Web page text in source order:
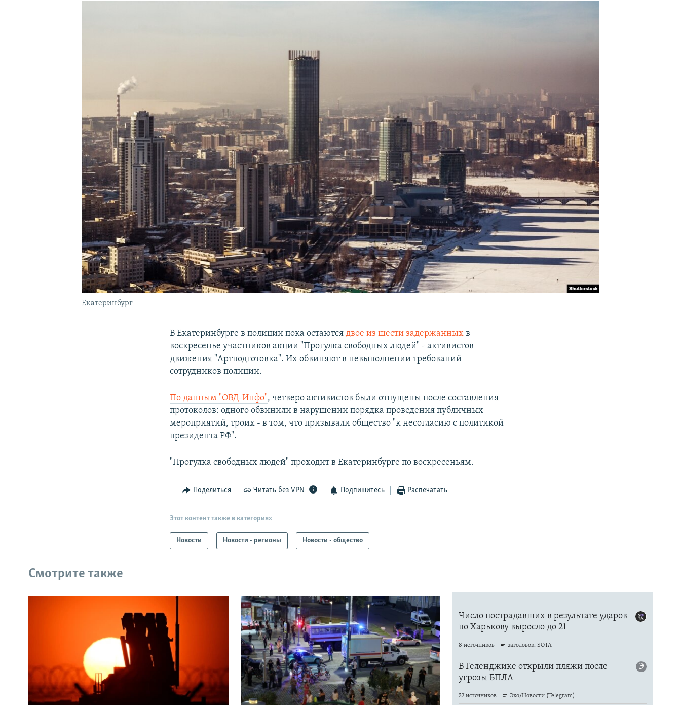
Екатеринбург
В Екатеринбурге в полиции пока остаютсядвое из шести задержанных в
воскресенье участников акции "Прогулка свободных людей" - активистов
движения "Артподготовка". Их обвиняют в невыполнении требований
сотрудников полиции.
По данным "ОВД-Инфо", четверо активистов были отпущены после составления
протоколов: одного обвинили в нарушении порядка проведения публичных
мероприятий, троих - в том, что призывали общество "к несогласию с политикой
президента РФ".
"Прогулка свободных людей" проходит в Екатеринбурге по воскресеньям.
Поделиться Читать без VPN Подпишитесь Распечатать
Этот контент также в категориях
Новости Новости - регионы Новости - общество
Смотрите также